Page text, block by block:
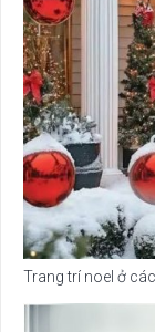
Trang trí noel ở